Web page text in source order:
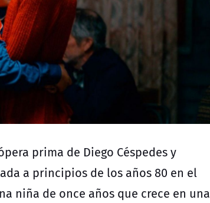
prima de Diego Céspedes y
a principios de los años 80 en el
niña de once años que crece en una